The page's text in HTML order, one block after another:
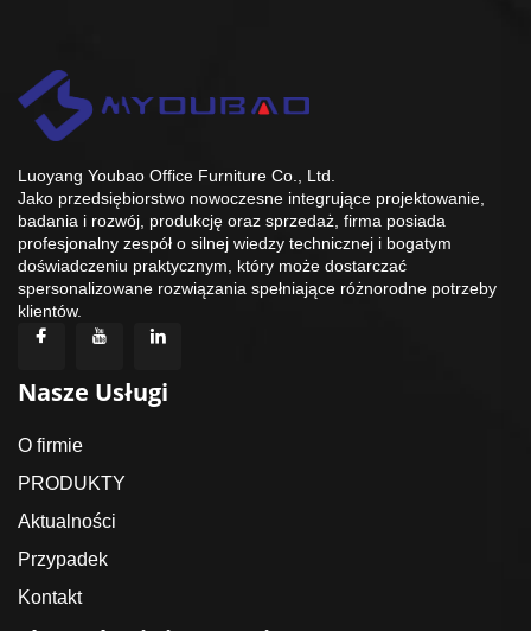
Luoyang Youbao Office Furniture Co., Ltd.
Jako przedsiębiorstwo nowoczesne integrujące projektowanie,
badania i rozwój, produkcję oraz sprzedaż, firma posiada
profesjonalny zespół o silnej wiedzy technicznej i bogatym
doświadczeniu praktycznym, który może dostarczać
spersonalizowane rozwiązania spełniające różnorodne potrzeby
klientów.
Nasze Usługi
O firmie
PRODUKTY
Aktualności
Przypadek
Kontakt